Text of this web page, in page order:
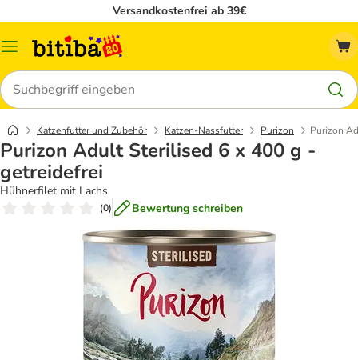
Versandkostenfrei ab 39€
Menü
Suchen
Katzenfutter und Zubehör Katzen-Nassfutter Purizon Purizon
Purizon Adult Sterilised 6 x 400 g -
getreidefrei
Hühnerfilet mit Lachs
(0) Bewertung schreiben